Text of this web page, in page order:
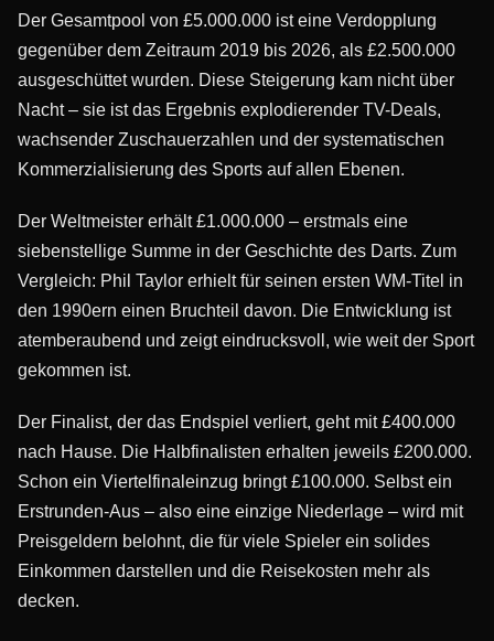
Der Gesamtpool von £5.000.000 ist eine Verdopplung
gegenüber dem Zeitraum 2019 bis 2026, als £2.500.000
ausgeschüttet wurden. Diese Steigerung kam nicht über
Nacht – sie ist das Ergebnis explodierender TV-Deals,
wachsender Zuschauerzahlen und der systematischen
Kommerzialisierung des Sports auf allen Ebenen.
Der Weltmeister erhält £1.000.000 – erstmals eine
siebenstellige Summe in der Geschichte des Darts. Zum
Vergleich: Phil Taylor erhielt für seinen ersten WM-Titel in
den 1990ern einen Bruchteil davon. Die Entwicklung ist
atemberaubend und zeigt eindrucksvoll, wie weit der Sport
gekommen ist.
Der Finalist, der das Endspiel verliert, geht mit £400.000
nach Hause. Die Halbfinalisten erhalten jeweils £200.000.
Schon ein Viertelfinaleinzug bringt £100.000. Selbst ein
Erstrunden-Aus – also eine einzige Niederlage – wird mit
Preisgeldern belohnt, die für viele Spieler ein solides
Einkommen darstellen und die Reisekosten mehr als
decken.